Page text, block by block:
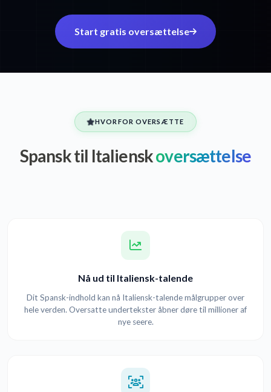
Start gratis oversættelse
HVORFOR OVERSÆTTE
Spansk til Italienskoversættelse
Nå ud til Italiensk-talende
Dit Spansk-indhold kan nå Italiensk-talende målgrupper over
hele verden. Oversatte undertekster åbner døre til millioner af
nye seere.